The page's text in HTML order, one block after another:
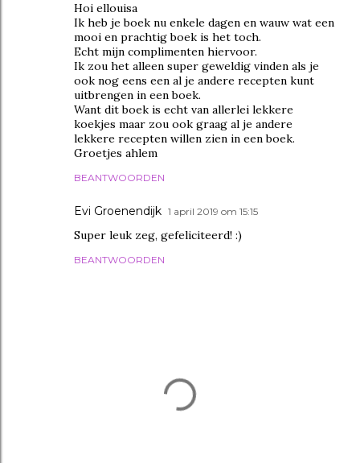
Hoi ellouisa
Ik heb je boek nu enkele dagen en wauw wat een
mooi en prachtig boek is het toch.
Echt mijn complimenten hiervoor.
Ik zou het alleen super geweldig vinden als je
ook nog eens een al je andere recepten kunt
uitbrengen in een boek.
Want dit boek is echt van allerlei lekkere
koekjes maar zou ook graag al je andere
lekkere recepten willen zien in een boek.
Groetjes ahlem
BEANTWOORDEN
Evi Groenendijk 1 april 2019 om 15:15
Super leuk zeg, gefeliciteerd! :)
BEANTWOORDEN